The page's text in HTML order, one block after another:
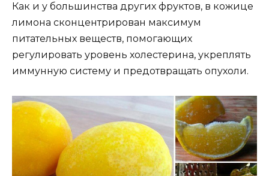
Как и у большинства других фруктов, в кожице
лимона сконцентрирован максимум
питательных веществ, помогающих
регулировать уровень холестерина, укреплять
иммунную систему и предотвращать опухоли.